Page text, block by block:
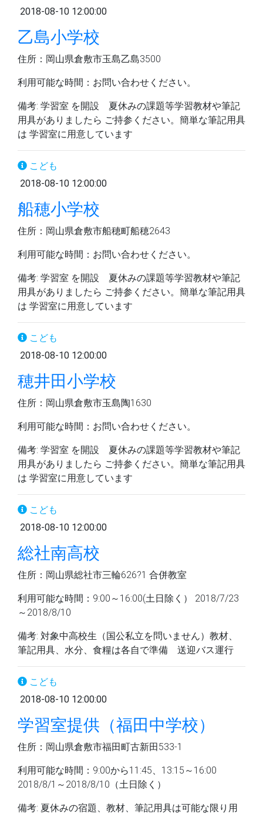
2018-08-10 12:00:00
乙島小学校
住所：岡山県倉敷市玉島乙島3500
利用可能な時間：お問い合わせください。
備考: 学習室 を開設 夏休みの課題等学習教材や筆記
用具がありましたら ご持参ください。簡単な筆記用具
は 学習室に用意しています
こども
2018-08-10 12:00:00
船穂小学校
住所：岡山県倉敷市船穂町船穂2643
利用可能な時間：お問い合わせください。
備考: 学習室 を開設 夏休みの課題等学習教材や筆記
用具がありましたら ご持参ください。簡単な筆記用具
は 学習室に用意しています
こども
2018-08-10 12:00:00
穂井田小学校
住所：岡山県倉敷市玉島陶1630
利用可能な時間：お問い合わせください。
備考: 学習室 を開設 夏休みの課題等学習教材や筆記
用具がありましたら ご持参ください。簡単な筆記用具
は 学習室に用意しています
こども
2018-08-10 12:00:00
総社南高校
住所：岡山県総社市三輪626?1 合併教室
利用可能な時間：9:00～16:00(土日除く） 2018/7/23
～2018/8/10
備考: 対象中高校生（国公私立を問いません）教材、
筆記用具、水分、食糧は各自で準備 送迎バス運行
こども
2018-08-10 12:00:00
学習室提供（福田中学校）
住所：岡山県倉敷市福田町古新田533-1
利用可能な時間：9:00から11:45、13:15～16:00
2018/8/1～2018/8/10（土日除く）
備考: 夏休みの宿題、教材、筆記用具は可能な限り用